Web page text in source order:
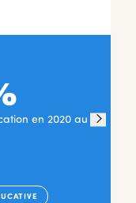
en 2020 au